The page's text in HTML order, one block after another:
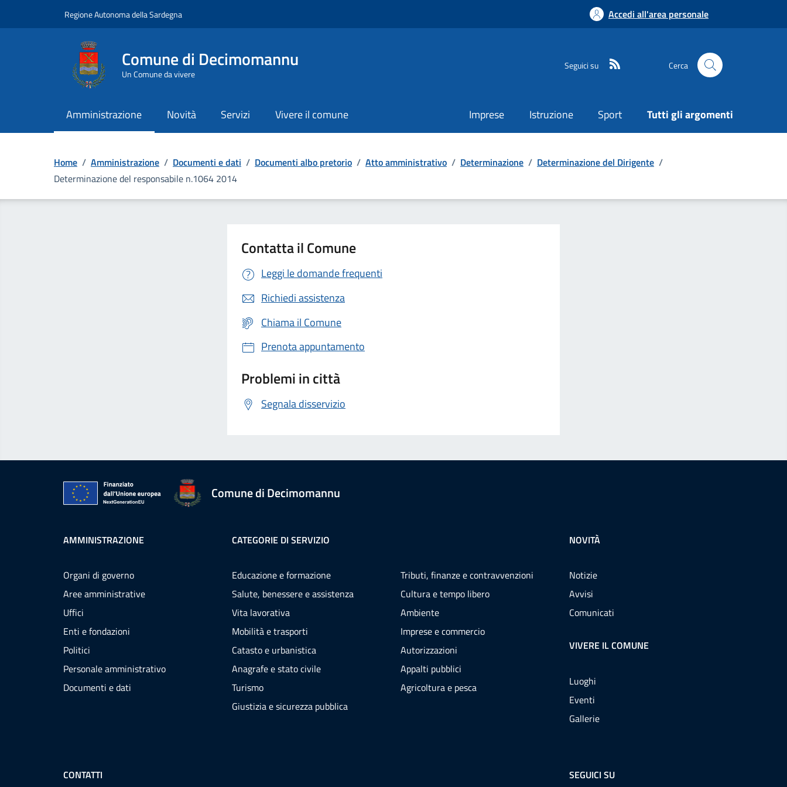
Regione Autonoma della Sardegna Accedi all'area personale
Comune di Decimomannu
Un Comune da vivere
Seguici su Cerca
Amministrazione Novità Servizi Vivere il comune Imprese Istruzione Sport Tutti gli argomenti
Home / Amministrazione / Documenti e dati / Documenti albo pretorio / Atto amministrativo / Determinazione / Determinazione del Dirigente /
Determinazione del responsabile n.1064 2014
Contatta il Comune
Leggi le domande frequenti
Richiedi assistenza
Chiama il Comune
Prenota appuntamento
Problemi in città
Segnala disservizio
Comune di Decimomannu
AMMINISTRAZIONE
Organi di governo
Aree amministrative
Uffici
Enti e fondazioni
Politici
Personale amministrativo
Documenti e dati
CATEGORIE DI SERVIZIO
Educazione e formazione
Salute, benessere e assistenza
Vita lavorativa
Mobilità e trasporti
Catasto e urbanistica
Anagrafe e stato civile
Turismo
Giustizia e sicurezza pubblica
Tributi, finanze e contravvenzioni
Cultura e tempo libero
Ambiente
Imprese e commercio
Autorizzazioni
Appalti pubblici
Agricoltura e pesca
NOVITÀ
Notizie
Avvisi
Comunicati
VIVERE IL COMUNE
Luoghi
Eventi
Gallerie
CONTATTI SEGUICI SU